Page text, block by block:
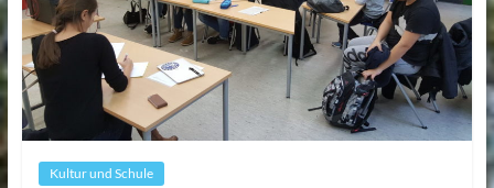
Kultur und Schule